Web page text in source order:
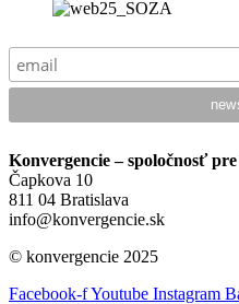
Konvergencie – spoločnosť
Čapkova 10
811 04 Bratislava
info@konvergencie.sk
© konvergencie 2025
Facebook-fYoutube Instagram